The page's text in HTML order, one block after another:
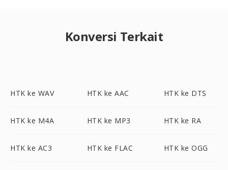
Konversi Terkait
HTK ke WAV HTK ke AAC HTK ke DTS
HTK ke M4A HTK ke MP3 HTK ke RA
HTK ke AC3 HTK ke FLAC HTK ke OGG